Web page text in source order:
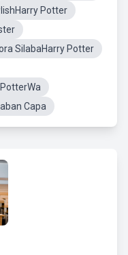
Potter
SilabaHarry Potter
Capa